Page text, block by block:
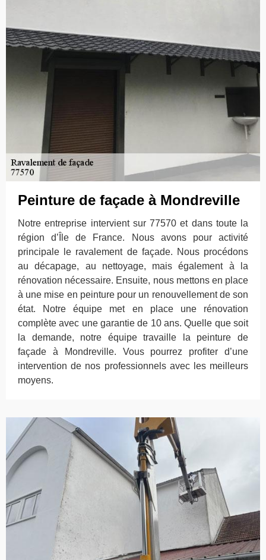
Peinture de façade à Mondreville
Notre entreprise intervient sur 77570 et dans toute la
région d’Île de France. Nous avons pour activité
principale le ravalement de façade. Nous procédons
au décapage, au nettoyage, mais également à la
rénovation nécessaire. Ensuite, nous mettons en place
à une mise en peinture pour un renouvellement de son
état. Notre équipe met en place une rénovation
complète avec une garantie de 10 ans. Quelle que soit
la demande, notre équipe travaille la peinture de
façade à Mondreville. Vous pourrez profiter d’une
intervention de nos professionnels avec les meilleurs
moyens.